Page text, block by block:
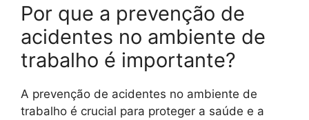
Por que a prevenção de
acidentes no ambiente de
trabalho é importante?
A prevenção de acidentes no ambiente de
trabalho é crucial para proteger a saúde e a